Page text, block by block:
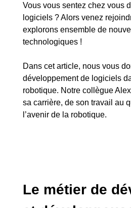
Vous vous sentez chez vous
logiciels ?Alors venez
explorons ensemble de
technologiques !
Dans cet article, nous vous
développement de logiciels
robotique. Notre collègue
sa carrière, de son travail au
l’avenir de la robotique.
Le métier de